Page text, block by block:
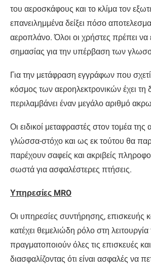
του αεροσκάφους και το κλίμα τον
επανειλημμένα δείξει πόσο
αεροπλάνο. Όλοι οι χρήστες πρέπει
σημασίας για την υπέρβαση των
Για την μετάφραση εγγράφων που
κόσμος των αεροηλεκτρονικών έχει τη
περιλαμβάνει έναν μεγάλο αριθμό
Οι ειδικοί μεταφραστές στον τομέα
γλώσσα-στόχο και ως εκ τούτου θα
παρέχουν σαφείς και ακριβείς
σωστά για ασφαλέστερες πτήσεις.
Υπηρεσίες MRO
Οι υπηρεσίες συντήρησης,
κατέχει θεμελιώδη ρόλο στη
πραγματοποιούν όλες τις επισκευές
διασφαλίζοντας ότι είναι ασφαλές να